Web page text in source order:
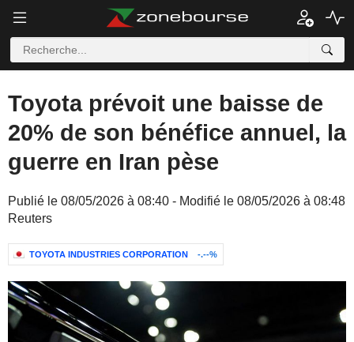
Toyota prévoit une baisse de
20% de son bénéfice annuel, la
guerre en Iran pèse
Publié le 08/05/2026 à 08:40 - Modifié le 08/05/2026 à 08:48
Reuters
TOYOTA INDUSTRIES CORPORATION -.--%